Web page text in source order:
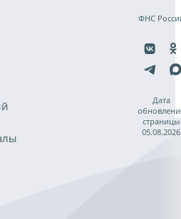
ФНС
Дата
страницы
05.08.2026